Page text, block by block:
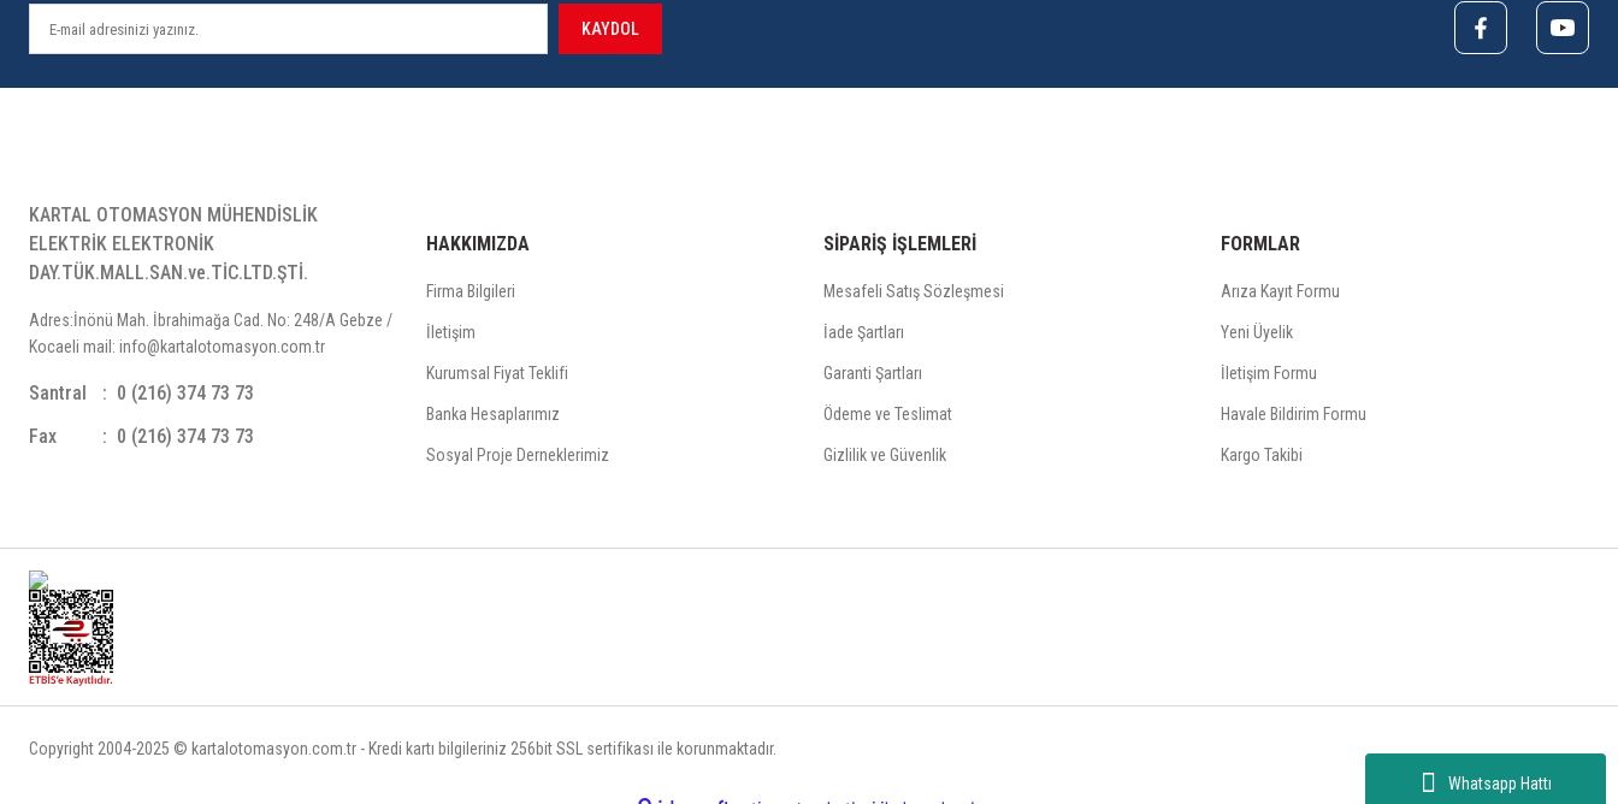
Whatsapp Hattı
KAYDOL
KARTAL OTOMASYON MÜHENDİSLİK
ELEKTRİK ELEKTRONİK
DAY.TÜK.MALL.SAN.ve.TİC.LTD.ŞTİ.
Adres:İnönü Mah. İbrahimağa Cad. No: 248/A Gebze /
Kocaeli mail: info@kartalotomasyon.com.tr
Santral
0 (216) 374 73 73
Fax
0 (216) 374 73 73
HAKKIMIZDA
Firma Bilgileri
İletişim
Kurumsal Fiyat Teklifi
Banka Hesaplarımız
Sosyal Proje Derneklerimiz
SİPARİŞ İŞLEMLERİ
Mesafeli Satış Sözleşmesi
İade Şartları
Garanti Şartları
Ödeme ve Teslimat
Gizlilik ve Güvenlik
FORMLAR
Arıza Kayıt Formu
Yeni Üyelik
İletişim Formu
Havale Bildirim Formu
Kargo Takibi
Copyright 2004-2025 © kartalotomasyon.com.tr - Kredi kartı bilgileriniz 256bit SSL sertifikası ile korunmaktadır.